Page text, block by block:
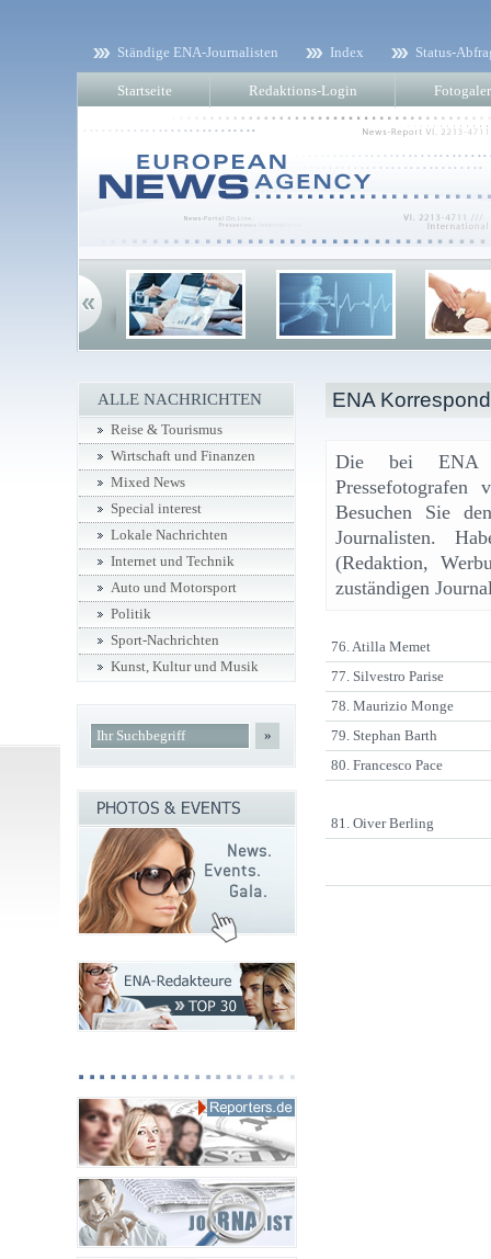
Ständige ENA-Journalisten Index Status-
Startseite Redaktions-Login
ENA
Die bei ENA
Pressefotografen
Besuchen Sie
Journalisten.
(Redaktion,
zuständigen
76. Atilla Memet
77. Silvestro Parise
78. Maurizio Monge
79. Stephan Barth
80. Francesco Pace
81. Oiver Berling
ALLE NACHRICHTEN
Reise & Tourismus
Wirtschaft und Finanzen
Mixed News
Special interest
Lokale Nachrichten
Internet und Technik
Auto und Motorsport
Politik
Sport-Nachrichten
Kunst, Kultur und Musik
»